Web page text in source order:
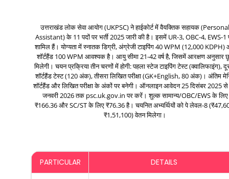
उत्तराखंड लोक सेवा आयोग (UKPSC) ने हाईकोर्ट में वैयक्तिक सहायक (Personal
Assistant) के 11 पदों पर भर्ती 2025 जारी की है। इसमें UR-3, OBC-4, EWS-1
शामिल हैं। योग्यता में स्नातक डिग्री, अंग्रेजी टाइपिंग 40 WPM (12,000 KDPH)
शॉर्टहैंड 100 WPM आवश्यक है। आयु सीमा 21-42 वर्ष है, जिसमें आरक्षण अनुसार
मिलेगी। चयन प्रक्रिया तीन चरणों में होगी: पहला स्टेज टाइपिंग टेस्ट (क्वालिफाइंग),
शॉर्टहैंड टेस्ट (120 अंक), तीसरा लिखित परीक्षा (GK+English, 80 अंक)। अंतिम
शॉर्टहैंड और लिखित परीक्षा के अंकों पर बनेगी। ऑनलाइन आवेदन 25 दिसंबर 2025
जनवरी 2026 तक psc.uk.gov.in पर करें। शुल्क सामान्य/OBC/EWS के लिए
₹166.36 और SC/ST के लिए ₹76.36 है। चयनित अभ्यर्थियों को पे लेवल-8
₹1,51,100) वेतन मिलेगा।
PARTICULAR DETAILS